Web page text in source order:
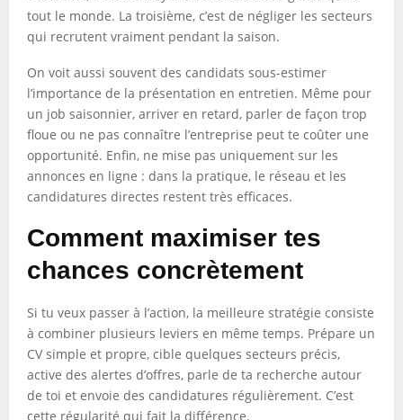
tout le monde. La troisième, c’est de négliger les secteurs
qui recrutent vraiment pendant la saison.
On voit aussi souvent des candidats sous-estimer
l’importance de la présentation en entretien. Même pour
un job saisonnier, arriver en retard, parler de façon trop
floue ou ne pas connaître l’entreprise peut te coûter une
opportunité. Enfin, ne mise pas uniquement sur les
annonces en ligne : dans la pratique, le réseau et les
candidatures directes restent très efficaces.
Comment maximiser tes
chances concrètement
Si tu veux passer à l’action, la meilleure stratégie consiste
à combiner plusieurs leviers en même temps. Prépare un
CV simple et propre, cible quelques secteurs précis,
active des alertes d’offres, parle de ta recherche autour
de toi et envoie des candidatures régulièrement. C’est
cette régularité qui fait la différence.